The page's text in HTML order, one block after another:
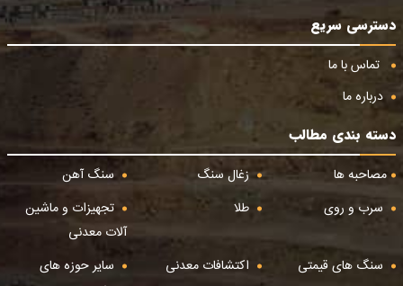
دسترسی سریع
تماس با ما
درباره ما
دسته بندی مطالب
مصاحبه ها
زغال سنگ
سنگ آهن
سرب و روی
طلا
تجهیزات و ماشین
آلات معدنی
سنگ های قیمتی
اکتشافات معدنی
سایر حوزه های